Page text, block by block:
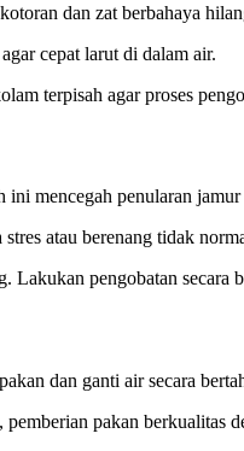
dan zat berbahaya
cepat larut di dalam air.
terpisah agar proses
mencegah penularan
atau berenang tidak
pengobatan secara
dan ganti air secara
pakan berkualitas